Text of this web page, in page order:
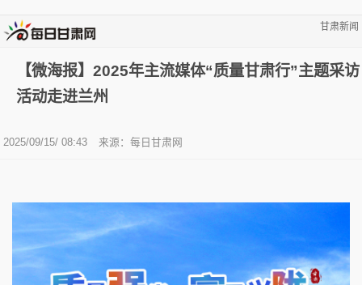
甘肃新闻
【微海报】2025年主流媒体“质量甘肃行”主题采访
活动走进兰州
2025/09/15/ 08:43 来源： 每日甘肃网